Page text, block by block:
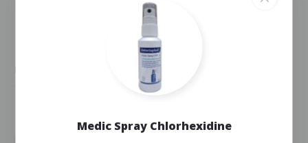
H&H Compressed Z-fold
Incl. btwMedic Spray Chlorhexidine